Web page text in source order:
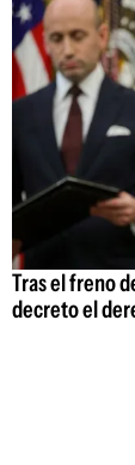
Tras el freno
decreto el